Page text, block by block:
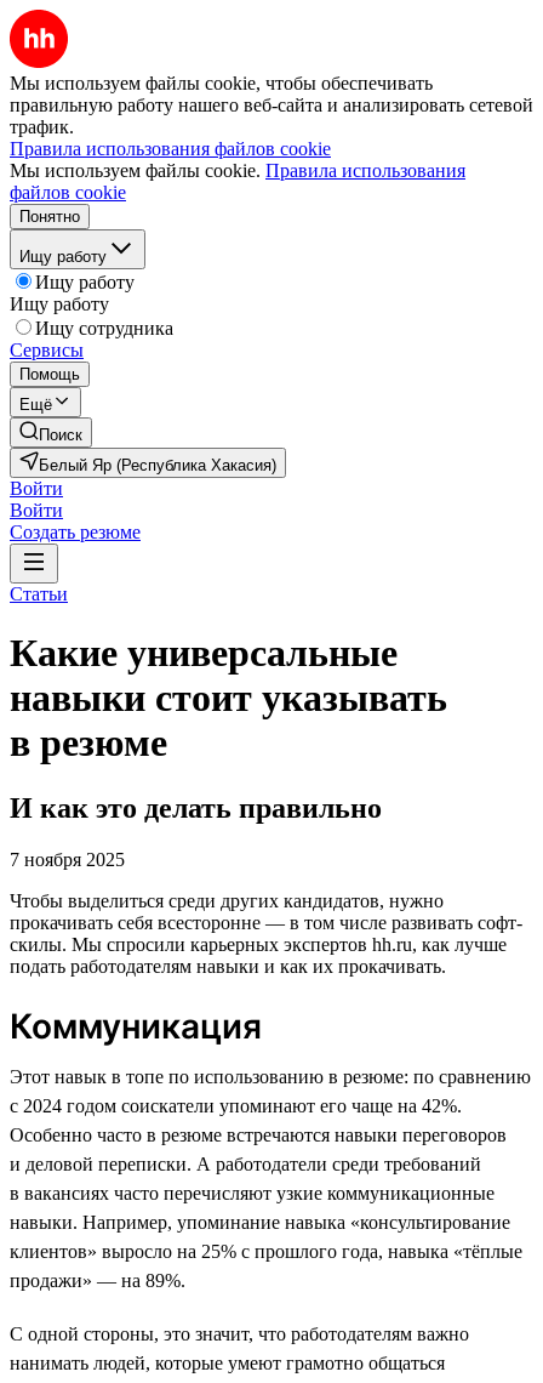
Мы используем файлы cookie, чтобы обеспечивать
правильную работу нашего веб-сайта и анализировать сетевой
трафик.
Правила использования файлов cookie
Мы используем файлы cookie. Правила использования
файлов cookie
Понятно
Ищу работу
Ищу работу
Ищу работу
Ищу сотрудника
Сервисы
Помощь
Ещё
Поиск
Белый Яр (Республика Хакасия)
Войти
Войти
Создать резюме
Статьи
Какие универсальные
навыки стоит указывать
в резюме
И как это делать правильно
7 ноября 2025
Чтобы выделиться среди других кандидатов, нужно
прокачивать себя всесторонне — в том числе развивать софт-
скилы. Мы спросили карьерных экспертов hh.ru, как лучше
подать работодателям навыки и как их прокачивать.
Коммуникация
Этот навык в топе по использованию в резюме: по сравнению
с 2024 годом соискатели упоминают его чаще на 42%.
Особенно часто в резюме встречаются навыки переговоров
и деловой переписки. А работодатели среди требований
в вакансиях часто перечисляют узкие коммуникационные
навыки. Например, упоминание навыка «консультирование
клиентов» выросло на 25% с прошлого года, навыка «тёплые
продажи» — на 89%.
С одной стороны, это значит, что работодателям важно
нанимать людей, которые умеют грамотно общаться